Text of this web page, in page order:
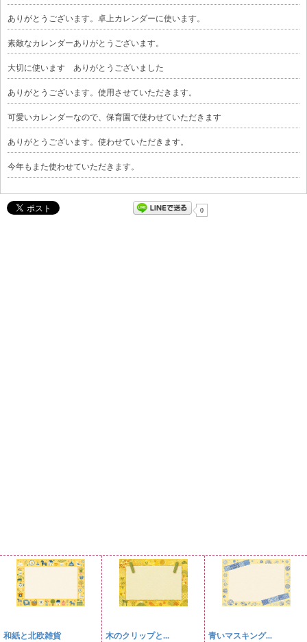
ありがとうございます。卓上カレンダーに使います。
素敵なカレンダーありがとうございます。
大切に使います ありがとうございました
ありがとうございます。使用させていただきます。
可愛いカレンダーなので、保育園で使わせていただきます
ありがとうございます。使わせていただきます。
今年もまた使わせていただきます。
0
和紙と北欧雑貨 木のクリップと... 青いマスキング...